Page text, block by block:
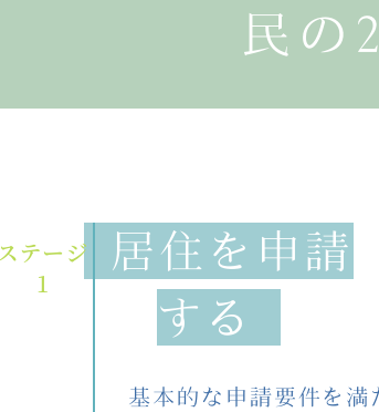
民の
居住を申請
する
ステージ
1
基本的な申請要件を満